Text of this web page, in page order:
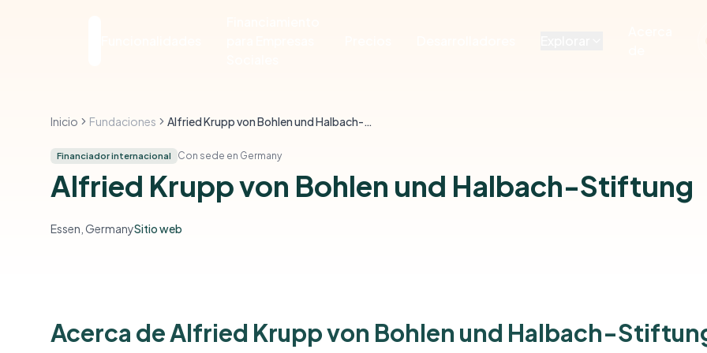
Inicio Fundaciones Alfried Krupp von Bohlen und Halbach-Stiftung
Financiador internacional Con sede en Germany
Alfried Krupp von Bohlen und Halbach-Stiftung
Essen, GermanySitio web
Acerca de Alfried Krupp von Bohlen und Halbach-